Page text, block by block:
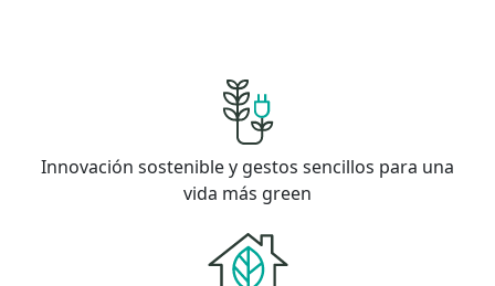
Innovación sostenible y gestos sencillos para una
vida más green